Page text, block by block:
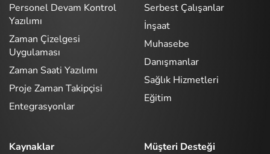
Personel Devam Kontrol
Yazılımı
Zaman Çizelgesi
Uygulaması
Zaman Saati Yazılımı
Proje Zaman Takipçisi
Entegrasyonlar
Serbest Çalışanlar
İnşaat
Muhasebe
Danışmanlar
Sağlık Hizmetleri
Eğitim
Kaynaklar
Müşteri Desteği